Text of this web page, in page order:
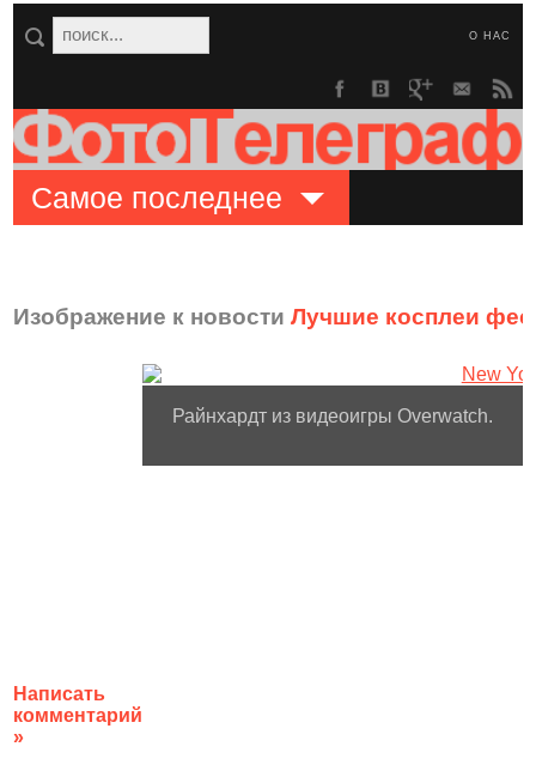
О НАС
Самое последнее
Изображение к новостиЛучшие косплеи
Написать
комментарий
»
Райнхардт из видеоигры Overwatch.